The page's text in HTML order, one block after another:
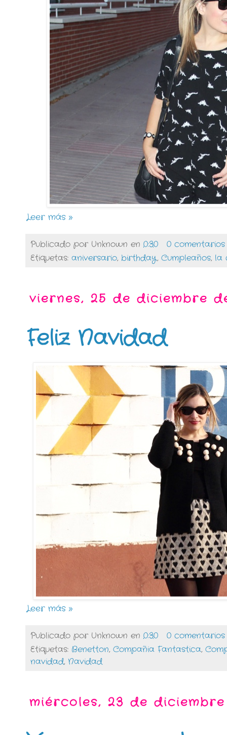
Leer más »
Publicado por Unknown en 0:30
0 comentarios
Etiquetas: aniversario, birthday, Cumpleaños, la
viernes, 25 de diciembre
Feliz Navidad
Leer más »
Publicado por Unknown en 0:30
0 comentarios
Etiquetas: Benetton, Compañia Fantastica,
navidad, Navidad
miércoles, 23 de diciembre